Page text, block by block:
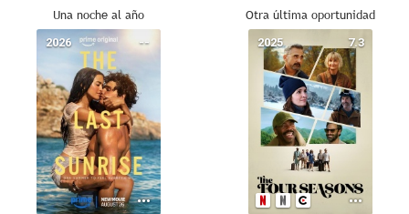
Una noche al año Otra última oportunidad
--
2026 7.3
2025